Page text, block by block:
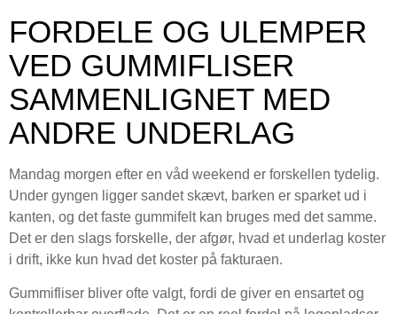
FORDELE OG ULEMPER
VED GUMMIFLISER
SAMMENLIGNET MED
ANDRE UNDERLAG
Mandag morgen efter en våd weekend er forskellen tydelig.
Under gyngen ligger sandet skævt, barken er sparket ud i
kanten, og det faste gummifelt kan bruges med det samme.
Det er den slags forskelle, der afgør, hvad et underlag koster
i drift, ikke kun hvad det koster på fakturaen.
Gummifliser bliver ofte valgt, fordi de giver en ensartet og